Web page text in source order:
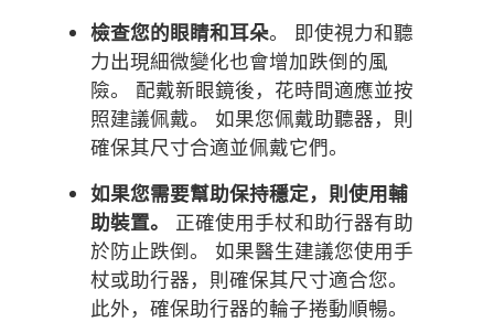
檢查您的眼睛和耳朵。 即使視力和聽
力出現細微變化也會增加跌倒的風
險。 配戴新眼鏡後，花時間適應並按
照建議佩戴。 如果您佩戴助聽器，則
確保其尺寸合適並佩戴它們。
如果您需要幫助保持穩定，則使用輔
助裝置。
正確使用手杖和助行器有助
於防止跌倒。 如果醫生建議您使用手
杖或助行器，則確保其尺寸適合您。
此外，確保助行器的輪子捲動順暢。